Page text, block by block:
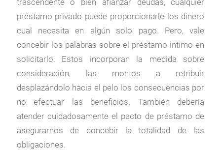
préstamo privado puede proporcionarle los dinero
cual necesita en algún solo pago. Pero, vale
concebir los palabras sobre el préstamo intimo en
solicitarlo. Estos incorporan la medida sobre
consideración, las montos a retribuir
desplazándolo hacia el pelo los consecuencias por
no efectuar las beneficios. También debería
atender cuidadosamente el pacto de préstamo de
asegurarnos de concebir la totalidad de las
obligaciones.